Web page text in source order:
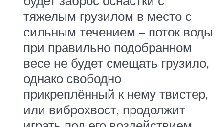
тяжелым грузилом в место с
сильным течением – поток воды
при правильно подобранном
весе не будет смещать грузило,
однако свободно
прикреплённый к нему твистер,
или виброхвост, продолжит